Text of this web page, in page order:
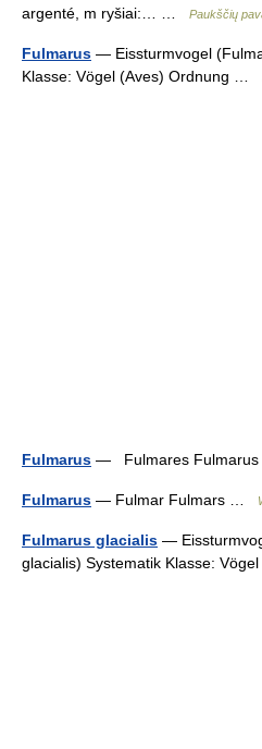
argenté, m ryšiai:… …
Paukščių
Fulmarus — Eissturmvogel
Klasse: Vögel (Aves) Ordnung …
Fulmarus — Fulmares
Fulmarus — Fulmar Fulmars …
Fulmarus glacialis —
glacialis) Systematik Klasse: